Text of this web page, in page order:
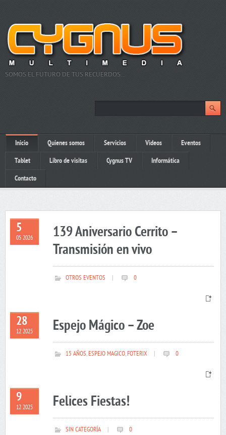
SOMOS EL FUTURO DE TUS RECUERDOS…
Inicio Quienes somos Servicios Videos Eventos
Tablet Libro de visitas Cygnus TV Informática
Contacto
5
05 2026
139 Aniversario Cerrito –
Transmisión en vivo
OTROS EVENTOS 0
28
12 2025 Espejo Mágico – Zoe
15 AÑOS,ESPEJO MAGICO,FOTERIX 0
9
12 2025 Felices Fiestas!
SIN CATEGORÍA 0